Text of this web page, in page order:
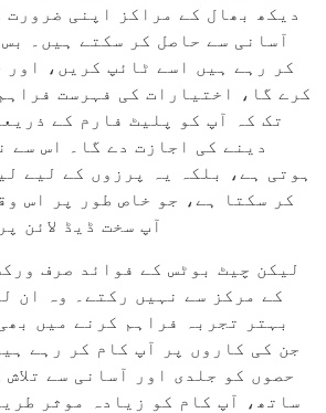
دیکھ بھال کے مراکز اپنی ضرورت
آسانی سے حاصل کر سکتے ہیں۔ بس
کر رہے ہیں اسے ٹائپ کریں، اور
کرے گا، اختیارات کی فہرست
تک کہ آپ کو پلیٹ فارم کے
دینے کی اجازت دے گا۔ اس سے
ہوتی ہے، بلکہ یہ پرزوں کے لیے
کر سکتا ہے، جو خاص طور پر اس
آپ سخت ڈیڈ لائن
لیکن چیٹ بوٹس کے فوائد صرف
کے مرکز سے نہیں رکتے۔ وہ ان
بہتر تجربہ فراہم کرنے میں
جن کی کاروں پر آپ کام کر رہے
حصوں کو جلدی اور آسانی سے تلاش
ساتھ، آپ کام کو زیادہ موثر